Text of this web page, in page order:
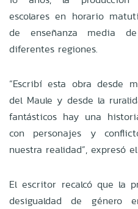
escolares en horario
de enseñanza media
diferentes regiones.
“Escribí esta obra desde
del Maule y desde la
fantásticos hay una
con personajes y
nuestra realidad”, expresó
El escritor recalcó que la
desigualdad de género